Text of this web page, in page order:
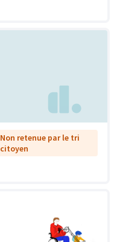
Non retenue par le tri
citoyen